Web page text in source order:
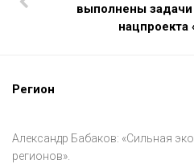
выполнены задачи
нацпроекта
Регион
Александр Бабаков: «Сильная
регионов».